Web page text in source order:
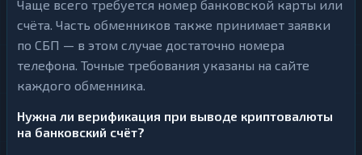
Чаще всего требуется номер банковской карты или
счёта. Часть обменников также принимает заявки
по СБП — в этом случае достаточно номера
телефона. Точные требования указаны на сайте
каждого обменника.
Нужна ли верификация при выводе криптовалюты
на банковский счёт?